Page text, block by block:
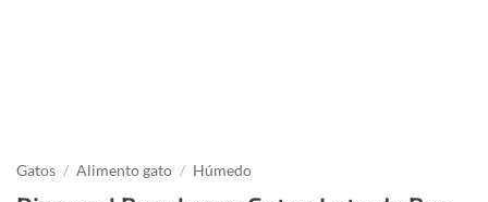
Gatos / Alimento gato / Húmedo